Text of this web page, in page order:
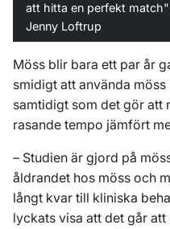
att hitta en perfekt match"
Jenny Loftrup
Möss blir bara ett par år
smidigt att använda
samtidigt som det gör att
rasande tempo jämfört
– Studien är gjord på
åldrandet hos möss och
långt kvar till kliniska
lyckats visa att det går